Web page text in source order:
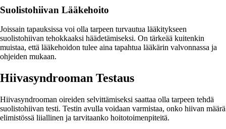
Suolistohiivan Lääkehoito
Joissain tapauksissa voi olla tarpeen turvautua lääkitykseen
suolistohiivan tehokkaaksi häädetämiseksi. On tärkeää kuitenkin
muistaa, että lääkehoidon tulee aina tapahtua lääkärin valvonnassa ja
ohjeiden mukaan.
Hiivasyndrooman Testaus
Hiivasyndrooman oireiden selvittämiseksi saattaa olla tarpeen tehdä
suolistohiivan testi. Testin avulla voidaan varmistaa, onko hiivan määrä
elimistössä liiallinen ja tarvitaanko hoitotoimenpiteitä.